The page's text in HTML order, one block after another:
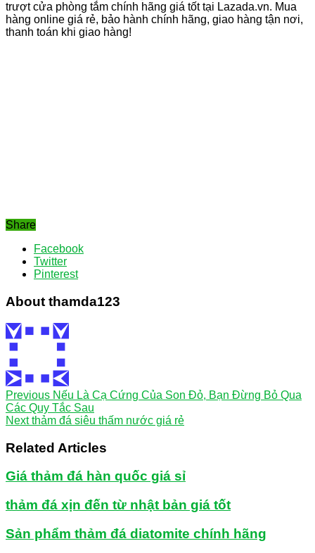
trượt cửa phòng tắm chính hãng giá tốt tại Lazada.vn. Mua
hàng online giá rẻ, bảo hành chính hãng, giao hàng tận nơi,
thanh toán khi giao hàng!
Share
Facebook
Twitter
Pinterest
About thamda123
Previous Nếu Là Cạ Cứng Của Son Đỏ, Bạn Đừng Bỏ Qua
Các Quy Tắc Sau
Nextthảm đá siêu thấm nước giá rẻ
Related Articles
Giá thảm đá hàn quốc giá sỉ
thảm đá xịn đến từ nhật bản giá tốt
Sản phẩm thảm đá diatomite chính hãng